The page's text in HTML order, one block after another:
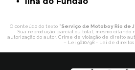
O conteúdo do texto "Serviço de Motoboy Rio de
Sua reprodução, parcial ou total, mesmo citando
autorização do autor. Crime de violação de direito
– Lei 9610/98 - Lei de